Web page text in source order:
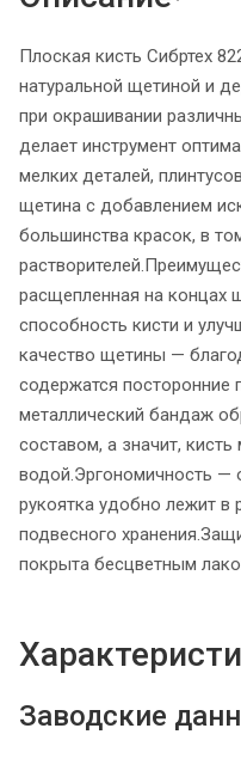
Плоская кисть Сибртех
натуральной щетиной и
при окрашивании
делает инструмент
мелких деталей,
щетина с добавлением
большинства красок, в
расщепленная на
способность кисти и
качество щетины —
содержатся
металлический бандаж
составом, а значит,
водой.Эргономичность —
рукоятка удобно лежит в
подвесного
покрыта бесцветным
Заводские